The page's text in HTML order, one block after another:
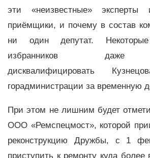
эти «неизвестные» эксперты
приёмщики, и почему в состав
ни один депутат.
избранников даже
дисквалифицировать
горадминистрации за временную
При этом не лишним будет
ООО «Ремспецмост», которой
реконструкцию Дружбы, с 1
приступить к ремонту куда более